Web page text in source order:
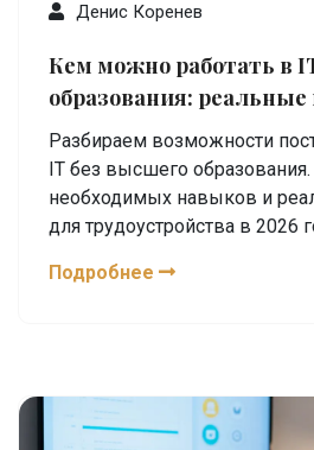
Денис Коренев
Кем можно работать в
образования:
2026 году
Разбираем возможности
IT без высшего
необходимых навыков и
для трудоустройства в 2026
Подробнее